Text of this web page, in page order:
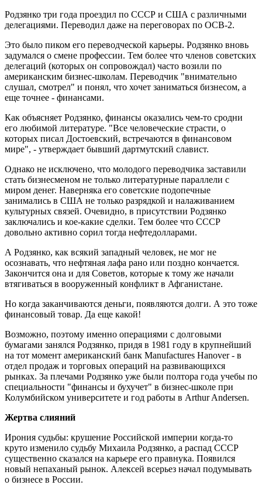
Родзянко три года проездил по СССР и США с различными
делегациями. Переводил даже на переговорах по ОСВ-2.
Это было пиком его переводческой карьеры. Родзянко вновь
задумался о смене профессии. Тем более что членов советских
делегаций (которых он сопровождал) часто возили по
американским бизнес-школам. Переводчик "внимательно
слушал, смотрел" и понял, что хочет заниматься бизнесом, а
еще точнее - финансами.
Как объясняет Родзянко, финансы оказались чем-то сродни
его любимой литературе. "Все человеческие страсти, о
которых писал Достоевский, встречаются в финансовом
мире", - утверждает бывший дартмутский славист.
Однако не исключено, что молодого переводчика заставили
стать бизнесменом не только литературные параллели с
миром денег. Наверняка его советские подопечные
занимались в США не только разрядкой и налаживанием
культурных связей. Очевидно, в присутствии Родзянко
заключались и кое-какие сделки. Тем более что СССР
довольно активно сорил тогда нефтедолларами.
А Родзянко, как всякий западный человек, не мог не
осознавать, что нефтяная лафа рано или поздно кончается.
Закончится она и для Советов, которые к тому же начали
втягиваться в вооруженный конфликт в Афганистане.
Но когда заканчиваются деньги, появляются долги. А это тоже
финансовый товар. Да еще какой!
Возможно, поэтому именно операциями с долговыми
бумагами занялся Родзянко, придя в 1981 году в крупнейший
на тот момент американский банк Manufactures Hanover - в
отдел продаж и торговых операций на развивающихся
рынках. За плечами Родзянко уже были полтора года учебы по
специальности "финансы и бухучет" в бизнес-школе при
Колумбийском университете и год работы в Arthur Andersen.
Жертва слияний
Ирония судьбы: крушение Российской империи когда-то
круто изменило судьбу Михаила Родзянко, а распад СССР
существенно сказался на карьере его правнука. Появился
новый непаханый рынок. Алексей всерьез начал подумывать
о бизнесе в России.